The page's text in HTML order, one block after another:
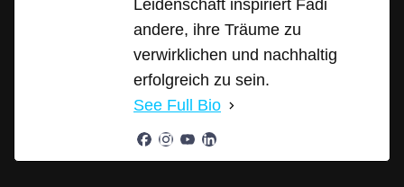
Leidenschaft inspiriert Fadi
andere, ihre Träume zu
verwirklichen und nachhaltig
erfolgreich zu sein.
See Full Bio